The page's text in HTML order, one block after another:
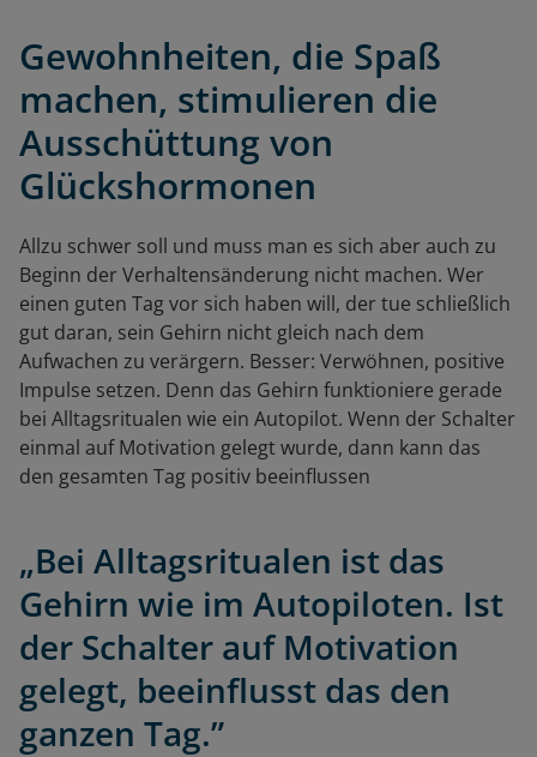
Gewohnheiten, die Spaß
machen, stimulieren die
Ausschüttung von
Glückshormonen
Allzu schwer soll und muss man es sich aber auch zu
Beginn der Verhaltensänderung nicht machen. Wer
einen guten Tag vor sich haben will, der tue schließlich
gut daran, sein Gehirn nicht gleich nach dem
Aufwachen zu verärgern. Besser: Verwöhnen, positive
Impulse setzen. Denn das Gehirn funktioniere gerade
bei Alltagsritualen wie ein Autopilot. Wenn der Schalter
einmal auf Motivation gelegt wurde, dann kann das
den gesamten Tag positiv beeinflussen
„Bei Alltagsritualen ist das
Gehirn wie im Autopiloten. Ist
der Schalter auf Motivation
gelegt, beeinflusst das den
ganzen Tag.”